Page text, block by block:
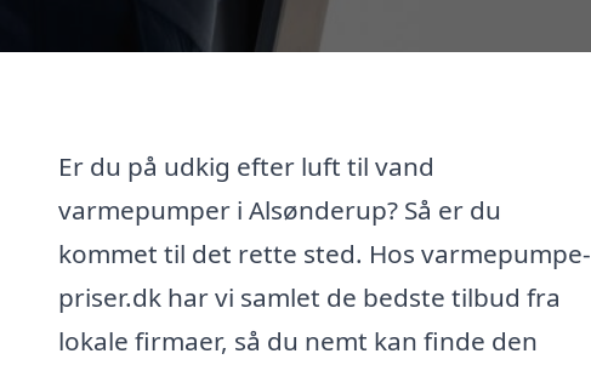
Er du på udkig efter luft til vand
varmepumper i Alsønderup? Så er du
kommet til det rette sted. Hos varmepumpe-
priser.dk har vi samlet de bedste tilbud fra
lokale firmaer, så du nemt kan finde den